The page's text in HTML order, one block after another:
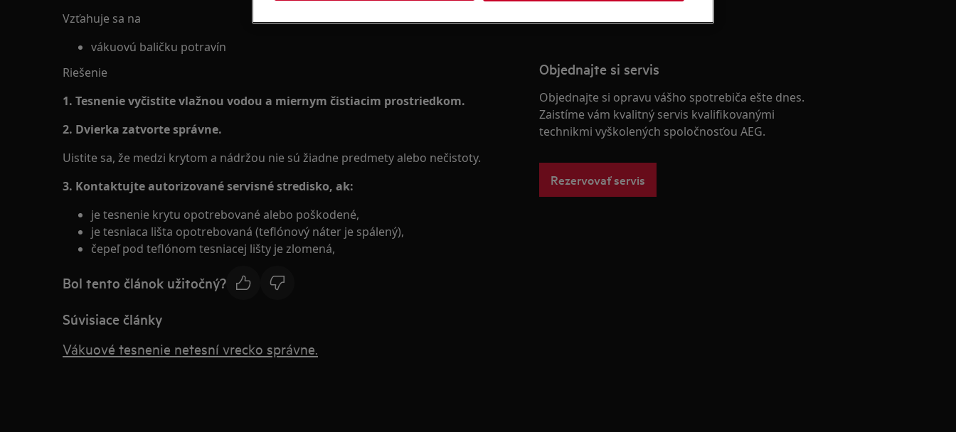
Vzťahuje sa na
vákuovú baličku potravín
Riešenie
1. Tesnenie vyčistite vlažnou vodou a miernym čistiacim prostriedkom.
2. Dvierka zatvorte správne.
Uistite sa, že medzi krytom a nádržou nie sú žiadne predmety alebo nečistoty.
3. Kontaktujte autorizované servisné stredisko, ak:
je tesnenie krytu opotrebované alebo poškodené,
je tesniaca lišta opotrebovaná (teflónový náter je spálený),
čepeľ pod teflónom tesniacej lišty je zlomená,
Bol tento článok užitočný?
Súvisiace články
Vákuové tesnenie netesní vrecko správne.
Objednajte si servis
Objednajte si opravu vášho spotrebiča ešte dnes.
Zaistíme vám kvalitný servis kvalifikovanými
technikmi vyškolených spoločnosťou AEG.
Rezervovať servis